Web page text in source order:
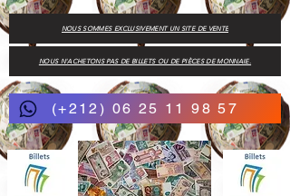
(+212) 06 25 11 98 57
NOUS N'ACHETONS PAS DE BILLETS OU DE PIÈCES DE MONNAIE.
NOUS SOMMES EXCLUSIVEMENT UN SITE DE VENTE